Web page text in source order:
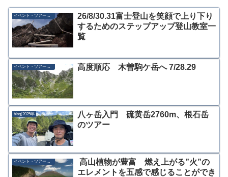
イベント・ツアー募集
26/8/30.31富士登山を笑顔で上り下り
するためのステップアップ登山教室一
覧
イベント・ツアー募集 高度順応 木曽駒ケ岳へ 7/28.29
blog(2025年
八ヶ岳入門 硫黄岳2760m、根石岳
のツアー
イベント・ツアー募集
高山植物が豊富 燃え上がる”火”の
エレメントを五感で感じることができ